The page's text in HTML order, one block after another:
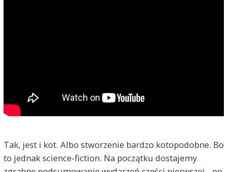
Tak, jest i kot. Albo stworzenie bardzo kotopodobne. Bo
to jednak science-fiction. Na początku dostajemy